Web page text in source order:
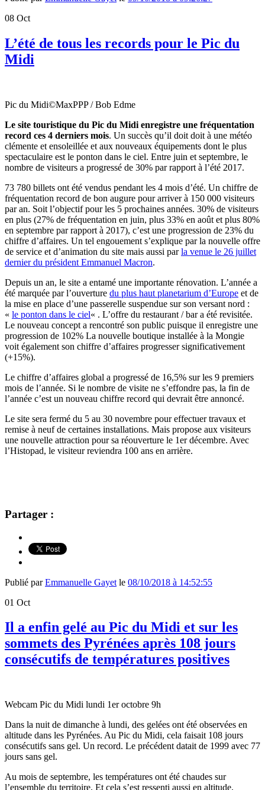
08 Oct
L’été de tous les records pour le Pic du
Midi
Pic du Midi©MaxPPP / Bob Edme
Le site touristique du Pic du Midi enregistre une fréquentation
record ces 4 derniers mois. Un succès qu’il doit doit à une météo
clémente et ensoleillée et aux nouveaux équipements dont le plus
spectaculaire est le ponton dans le ciel. Entre juin et septembre, le
nombre de visiteurs a progressé de 30% par rapport à l’été 2017.
73 780 billets ont été vendus pendant les 4 mois d’été. Un chiffre de
fréquentation record de bon augure pour arriver à 150 000 visiteurs
par an. Soit l’objectif pour les 5 prochaines années. 30% de visiteurs
en plus (27% de fréquentation en juin, plus 33% en août et plus 80%
en septembre par rapport à 2017), c’est une progression de 23% du
chiffre d’affaires. Un tel engouement s’explique par la nouvelle offre
de service et d’animation du site mais aussi parla venue le 26 juillet
dernier du président Emmanuel Macron.
Depuis un an, le site a entamé une importante rénovation. L’année a
été marquée par l’ouverture du plus haut planetarium d’Europe et de
la mise en place d’une passerelle suspendue sur son versant nord :
« le ponton dans le ciel« . L’offre du restaurant / bar a été revisitée.
Le nouveau concept a rencontré son public puisque il enregistre une
progression de 102% La nouvelle boutique installée à la Mongie
voit également son chiffre d’affaires progresser significativement
(+15%).
Le chiffre d’affaires global a progressé de 16,5% sur les 9 premiers
mois de l’année. Si le nombre de visite ne s’effondre pas, la fin de
l’année c’est un nouveau chiffre record qui devrait être annoncé.
Le site sera fermé du 5 au 30 novembre pour effectuer travaux et
remise à neuf de certaines installations. Mais propose aux visiteurs
une nouvelle attraction pour sa réouverture le 1er décembre. Avec
l’Histopad, le visiteur reviendra 100 ans en arrière.
Partager :
Publié parEmmanuelle Gayet le 08/10/2018 à 14:52:55
01 Oct
Il a enfin gelé au Pic du Midi et sur les
sommets des Pyrénées après 108 jours
consécutifs de températures positives
Webcam Pic du Midi lundi 1er octobre 9h
Dans la nuit de dimanche à lundi, des gelées ont été observées en
altitude dans les Pyrénées. Au Pic du Midi, cela faisait 108 jours
consécutifs sans gel. Un record. Le précédent datait de 1999 avec 77
jours sans gel.
Au mois de septembre, les températures ont été chaudes sur
l’ensemble du territoire. Et cela s’est ressenti aussi en altitude.